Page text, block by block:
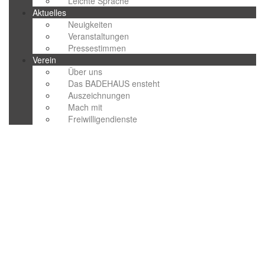
Aktuelles
Neuigkeiten
Veranstaltungen
Pressestimmen
Verein
Über uns
Das BADEHAUS ensteht
Auszeichnungen
Mach mit
Freiwilligendienste